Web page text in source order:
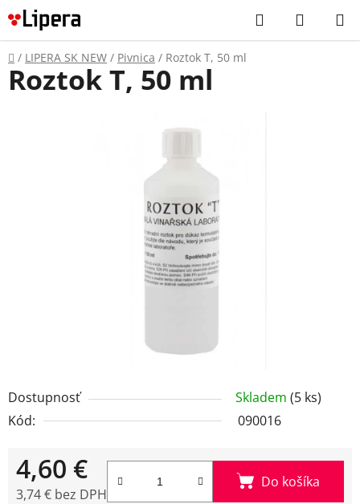
Prejsť
na
obsah
Hľadať
KOŠÍK
Domov
/ LIPERA SK NEW / Pivnica / Roztok T, 50 ml
Dostupnosť Skladem (5 ks)
Kód:
090016
4,60 €
3,74 € bez DPH
Do košíka
Roztok T, 50 ml